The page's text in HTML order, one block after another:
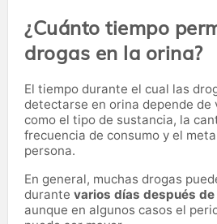
¿Cuánto tiempo
drogas en la orina?
El tiempo durante el cual las
detectarse en orina depende de
como el tipo de sustancia, la
frecuencia de consumo y el
persona.
En general, muchas drogas
durante varios días después
aunque en algunos casos el